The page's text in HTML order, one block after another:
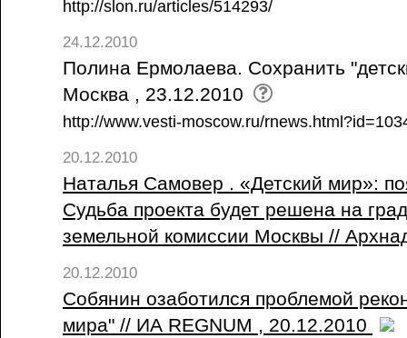
http://slon.ru/articles/514293/
24.12.2010
Полина Ермолаева. Сохранить
Москва , 23.12.2010
http://www.vesti-moscow.ru/
20.12.2010
Наталья Самовер . «Детский мир»:
Судьба проекта будет решена на
земельной комиссии Москвы //
20.12.2010
Собянин озаботился проблемой
мира" // ИА REGNUM , 20.12.2010